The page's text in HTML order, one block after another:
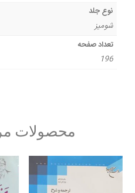
نوع جلد
شومیز
تعداد صفحه
196
محصولات